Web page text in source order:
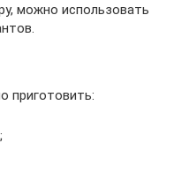
можно использовать
приготовить: